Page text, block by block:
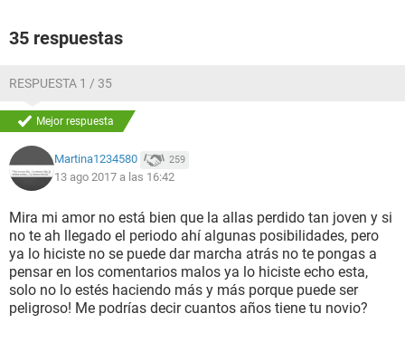
35 respuestas
RESPUESTA 1 / 35
Mejor respuesta
Martina1234580 259
13 ago 2017 a las 16:42
Mira mi amor no está bien que la allas perdido tan joven y si
no te ah llegado el periodo ahí algunas posibilidades, pero
ya lo hiciste no se puede dar marcha atrás no te pongas a
pensar en los comentarios malos ya lo hiciste echo esta,
solo no lo estés haciendo más y más porque puede ser
peligroso! Me podrías decir cuantos años tiene tu novio?